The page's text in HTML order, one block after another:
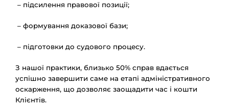
– підсилення правової позиції;
– формування доказової бази;
– підготовки до судового процесу.
З нашої практики, близько 50% справ вдається
успішно завершити саме на етапі адміністративного
оскарження, що дозволяє заощадити час і кошти
Клієнтів.